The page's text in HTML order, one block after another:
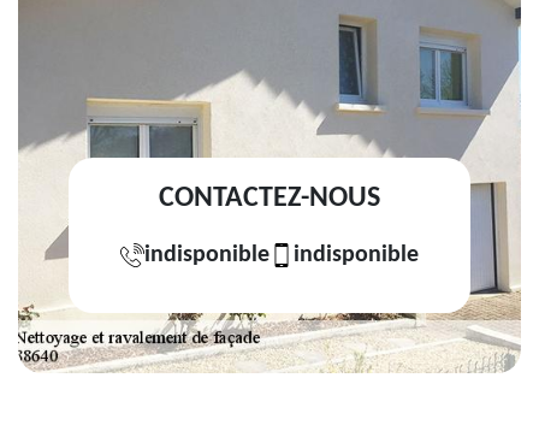
CONTACTEZ-NOUS
indisponible indisponible